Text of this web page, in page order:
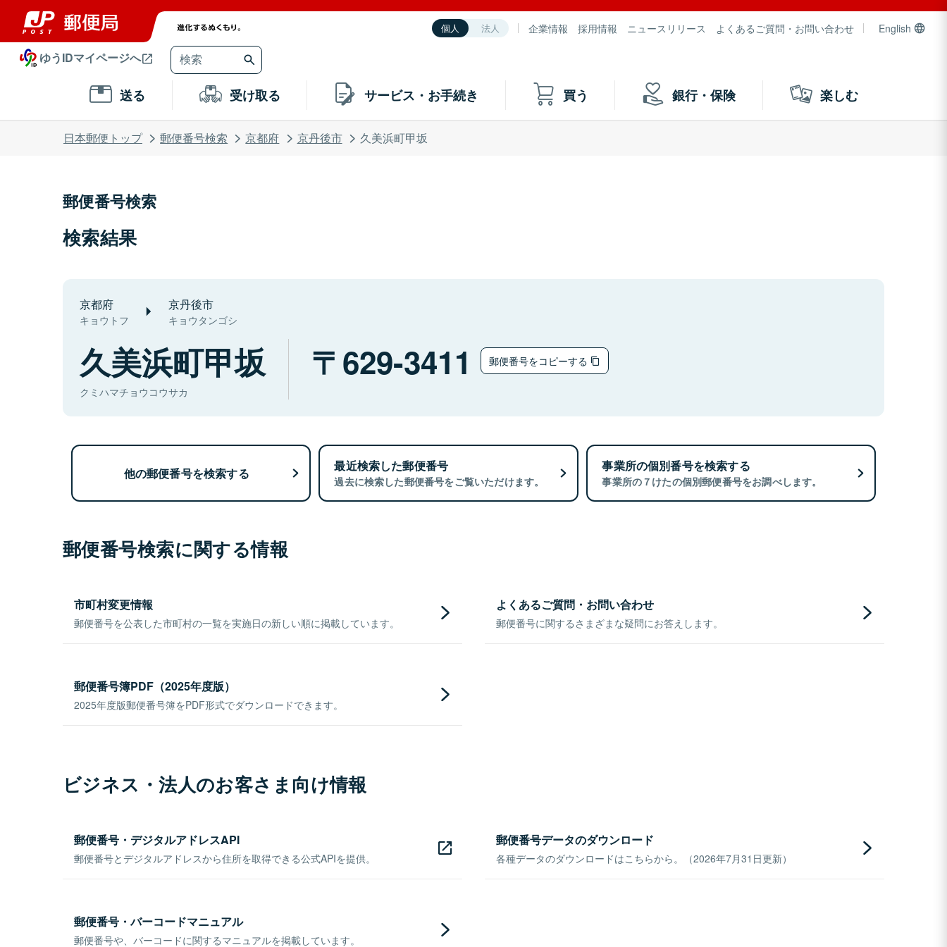
個人 法人 企業情報 採用情報 ニュースリリース よくあるご質問・お問い合わせ English
ゆうIDマイページへ
送る 受け取る サービス・お手続き 買う 銀行・保険 楽しむ
日本郵便トップ 郵便番号検索 京都府 京丹後市 久美浜町甲坂
郵便番号検索
検索結果
京都府
キョウトフ
京丹後市
キョウタンゴシ
久美浜町甲坂
クミハマチョウコウサカ
629-3411 郵便番号をコピーする
他の郵便番号を検索する 最近検索した郵便番号
過去に検索した郵便番号をご覧いただけます。
事業所の個別番号を検索する
事業所の７けたの個別郵便番号をお調べします。
郵便番号検索に関する情報
市町村変更情報
郵便番号を公表した市町村の一覧を実施日の新しい順に掲載しています。
よくあるご質問・お問い合わせ
郵便番号に関するさまざまな疑問にお答えします。
郵便番号簿PDF（2025年度版）
2025年度版郵便番号簿をPDF形式でダウンロードできます。
ビジネス・法人のお客さま向け情報
郵便番号・デジタルアドレスAPI
郵便番号とデジタルアドレスから住所を取得できる公式APIを提供。
郵便番号データのダウンロード
各種データのダウンロードはこちらから。（2026年7月31日更新）
郵便番号・バーコードマニュアル
郵便番号や、バーコードに関するマニュアルを掲載しています。